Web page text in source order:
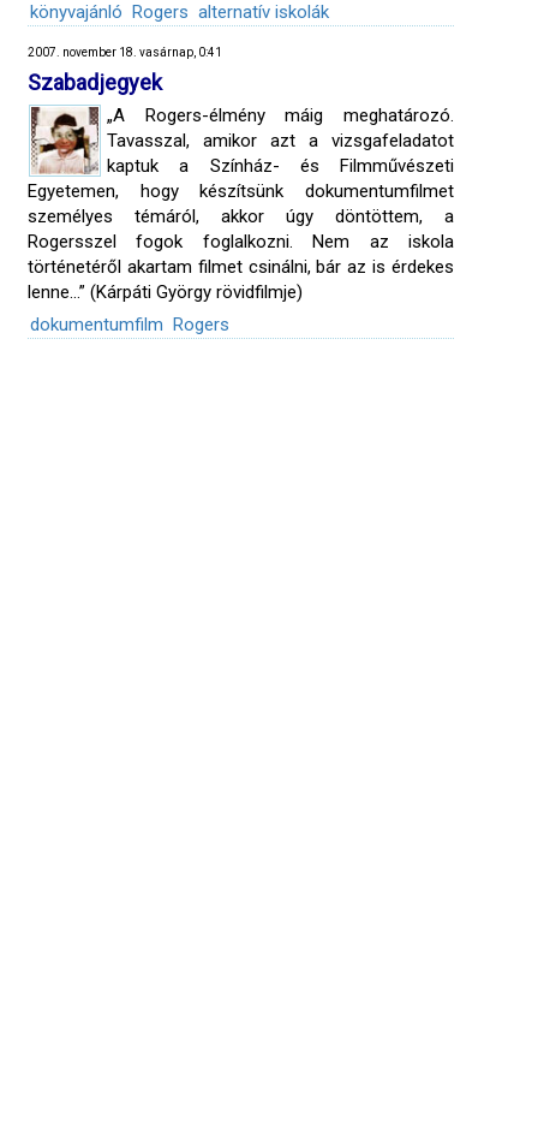
könyvajánló Rogers alternatív iskolák
2007. november 18. vasárnap, 0:41
Szabadjegyek
„A Rogers-élmény máig meghatározó.
Tavasszal, amikor azt a vizsgafeladatot
kaptuk a Színház- és Filmművészeti
Egyetemen, hogy készítsünk dokumentumfilmet
személyes témáról, akkor úgy döntöttem, a
Rogersszel fogok foglalkozni. Nem az iskola
történetéről akartam filmet csinálni, bár az is érdekes
lenne…” (Kárpáti György rövidfilmje)
dokumentumfilm Rogers